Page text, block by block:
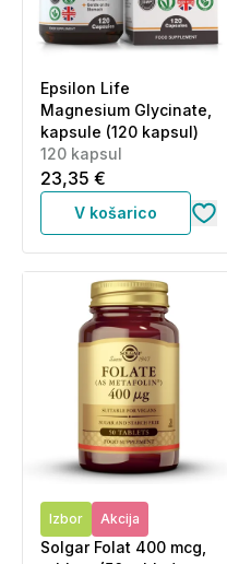
Epsilon Life
Magnesium Glycinate,
kapsule (120 kapsul)
120 kapsul
23,35 €
V košarico
Izbor Akcija
Solgar Folat 400 mcg,